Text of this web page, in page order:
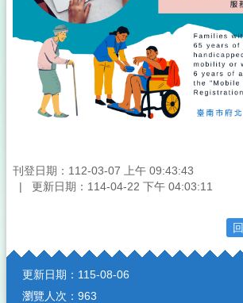
刊登日期：112-03-07 上午 09:43:43
更新日期：114-04-22 下午 04:03:11
:::
更新日期： 115-08-06
瀏覽人次： 963